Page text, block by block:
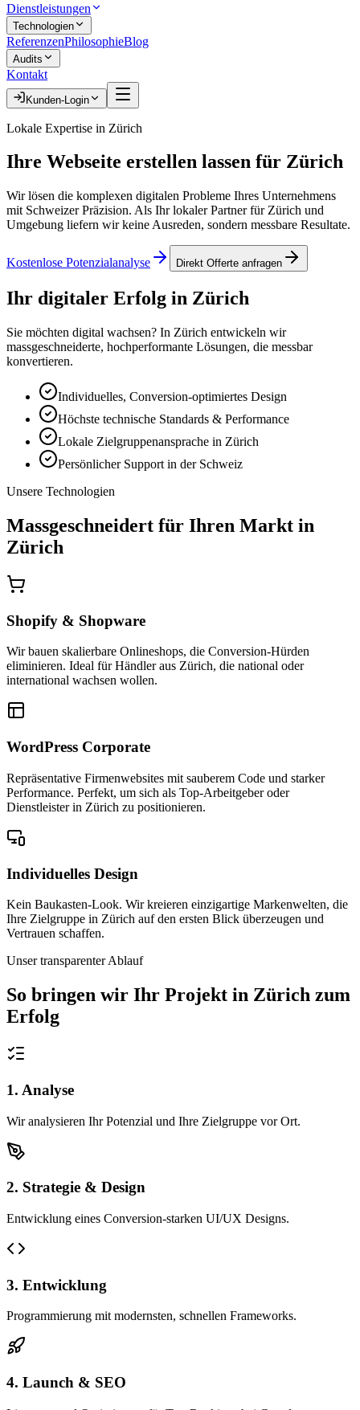
Dienstleistungen
Technologien
ReferenzenPhilosophieBlog
Audits
Kontakt
Kunden-Login
Lokale Expertise in Zürich
Ihre Webseite erstellen lassen für Zürich
Wir lösen die komplexen digitalen Probleme Ihres Unternehmens
mit Schweizer Präzision. Als Ihr lokaler Partner für Zürich und
Umgebung liefern wir keine Ausreden, sondern messbare Resultate.
Kostenlose Potenzialanalyse Direkt Offerte anfragen
Ihr digitaler Erfolg in Zürich
Sie möchten digital wachsen? In Zürich entwickeln wir
massgeschneiderte, hochperformante Lösungen, die messbar
konvertieren.
Individuelles, Conversion-optimiertes Design
Höchste technische Standards & Performance
Lokale Zielgruppenansprache in Zürich
Persönlicher Support in der Schweiz
Unsere Technologien
Massgeschneidert für Ihren Markt in
Zürich
Shopify & Shopware
Wir bauen skalierbare Onlineshops, die Conversion-Hürden
eliminieren. Ideal für Händler aus Zürich, die national oder
international wachsen wollen.
WordPress Corporate
Repräsentative Firmenwebsites mit sauberem Code und starker
Performance. Perfekt, um sich als Top-Arbeitgeber oder
Dienstleister in Zürich zu positionieren.
Individuelles Design
Kein Baukasten-Look. Wir kreieren einzigartige Markenwelten, die
Ihre Zielgruppe in Zürich auf den ersten Blick überzeugen und
Vertrauen schaffen.
Unser transparenter Ablauf
So bringen wir Ihr Projekt in Zürich zum
Erfolg
1. Analyse
Wir analysieren Ihr Potenzial und Ihre Zielgruppe vor Ort.
2. Strategie & Design
Entwicklung eines Conversion-starken UI/UX Designs.
3. Entwicklung
Programmierung mit modernsten, schnellen Frameworks.
4. Launch & SEO